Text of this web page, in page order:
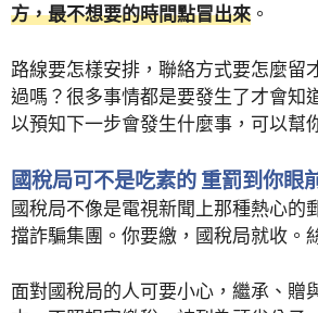
方，最不想要的時間點冒出來 。
路線要怎樣安排，聯絡方式要怎麼留
過嗎？很多事情都是要發生了才會知
以預知下一步會發生什麼事，可以幫
國稅局可不是吃素的 重罰到你眼
國稅局不像是電視新聞上那種熱心的
擋詐騙集團。你要繳，國稅局就收。
面對國稅局的人可要小心，繼承、贈